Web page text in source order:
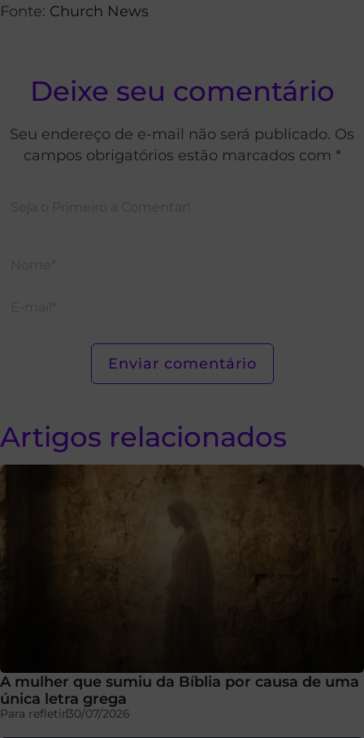
Fonte: Church News
Deixe seu comentário
Seu endereço de e-mail não será publicado. Os
campos obrigatórios estão marcados com *
Artigos relacionados
A mulher que sumiu da Bíblia por causa de uma
única letra grega
Para refletir30/07/2026